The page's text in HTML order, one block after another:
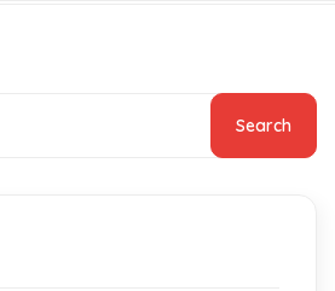
Search